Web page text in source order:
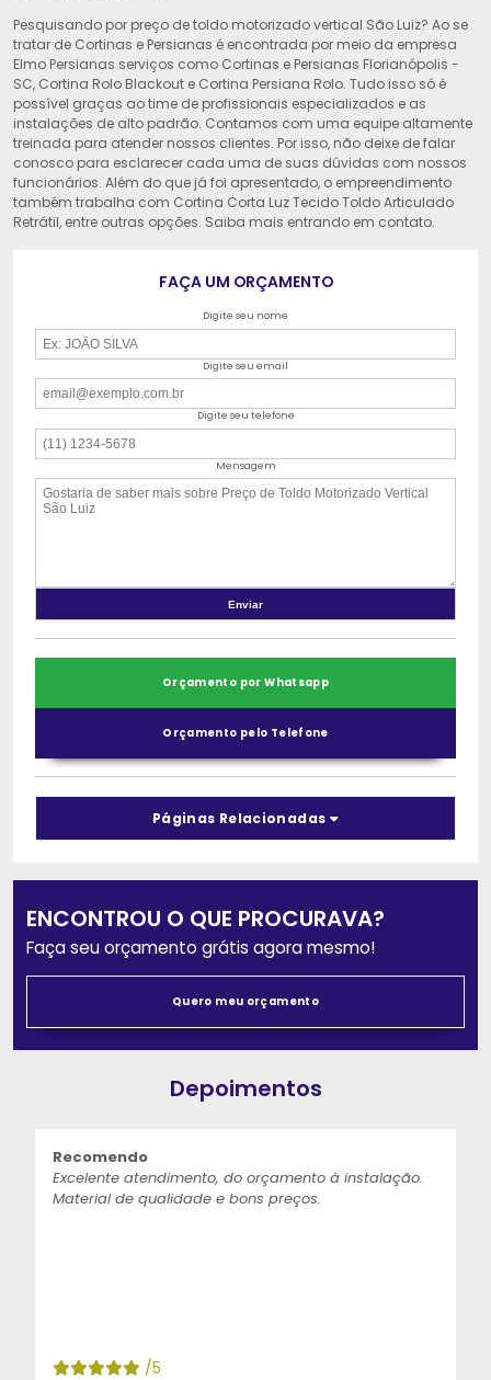
Pesquisando por preço de toldo motorizado vertical São Luiz? Ao se
tratar de Cortinas e Persianas é encontrada por meio da empresa
Elmo Persianas serviços como Cortinas e Persianas Florianópolis -
SC, Cortina Rolo Blackout e Cortina Persiana Rolo. Tudo isso só é
possível graças ao time de profissionais especializados e as
instalações de alto padrão. Contamos com uma equipe altamente
treinada para atender nossos clientes. Por isso, não deixe de falar
conosco para esclarecer cada uma de suas dúvidas com nossos
funcionários. Além do que já foi apresentado, o empreendimento
também trabalha com Cortina Corta Luz Tecido Toldo Articulado
Retrátil, entre outras opções. Saiba mais entrando em contato.
FAÇA UM ORÇAMENTO
Digite seu nome
Digite seu email
Digite seu telefone
Mensagem
Orçamento por Whatsapp
Orçamento pelo Telefone
Páginas Relacionadas
ENCONTROU O QUE PROCURAVA?
Faça seu orçamento grátis agora mesmo!
Quero meu orçamento
Depoimentos
Recomendo
Excelente atendimento, do orçamento à instalação.
Material de qualidade e bons preços.
/5